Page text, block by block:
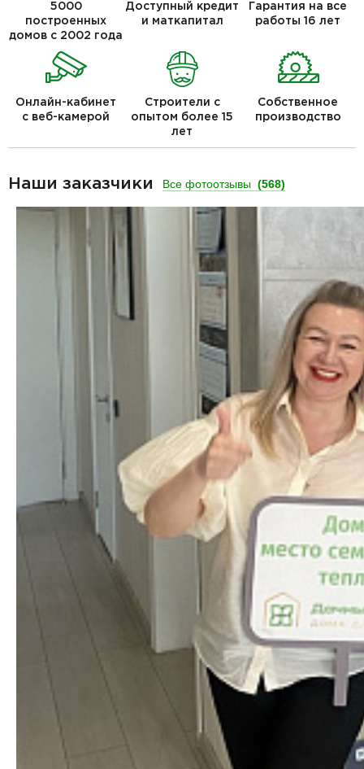
5000
построенных
домов с 2002 года
Доступный кредит
и маткапитал
Гарантия на все
работы 16 лет
Онлайн-кабинет
с веб-камерой
Строители с
опытом более 15
лет
Собственное
производство
Наши заказчики Все фотоотзывы (568)